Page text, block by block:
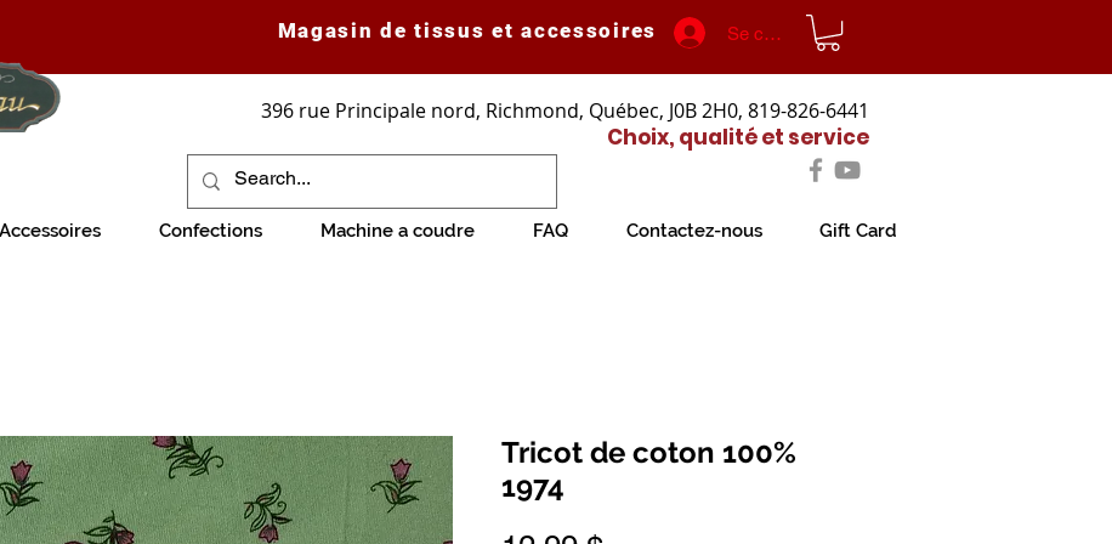
Magasin de tissus et accessoires Se connecter
396 rue Principale nord, Richmond, Québec, J0B 2H0, 819-826-6441
Choix, qualité et service
Accessoires Confections Machine a coudre FAQ Contactez-nous Gift Card
Tricot de coton 100%
1974